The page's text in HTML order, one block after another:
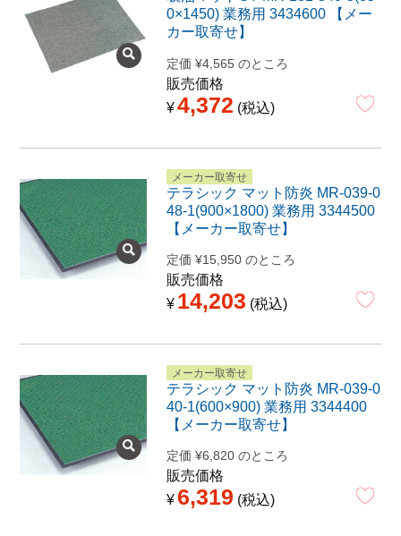
0×1450) 業務用 3434600 【メー
カー取寄せ】
定価 ¥4,565 のところ
販売価格
¥4,372 税込
メーカー取寄せ
テラシック マット防炎 MR-039-0
48-1(900×1800) 業務用 3344500
【メーカー取寄せ】
定価 ¥15,950 のところ
販売価格
¥ 14,203 税込
メーカー取寄せ
テラシック マット防炎 MR-039-0
40-1(600×900) 業務用 3344400
【メーカー取寄せ】
定価 ¥6,820 のところ
販売価格
¥ 6,319 税込